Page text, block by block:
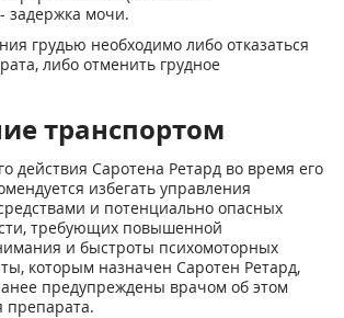
задержка мочи.
грудью необходимо либо отказаться
либо отменить грудное
транспортом
действия Саротена Ретард во время его
избегать управления
и потенциально опасных
требующих повышенной
и быстроты психомоторных
которым назначен Саротен Ретард,
предупреждены врачом об этом
препарата.